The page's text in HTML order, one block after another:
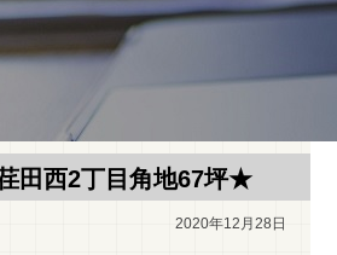
田西2丁目角地67坪★
2020年12月28日